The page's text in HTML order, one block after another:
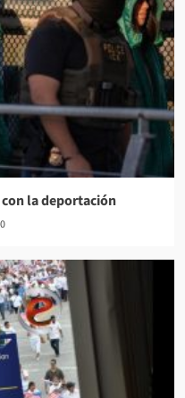
la deportación
0